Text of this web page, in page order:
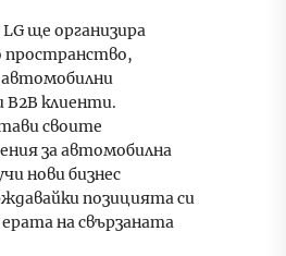
ще организира
пространство,
автомобилни
B2B клиенти.
своите
за автомобилна
нови бизнес
позицията си
на свързаната